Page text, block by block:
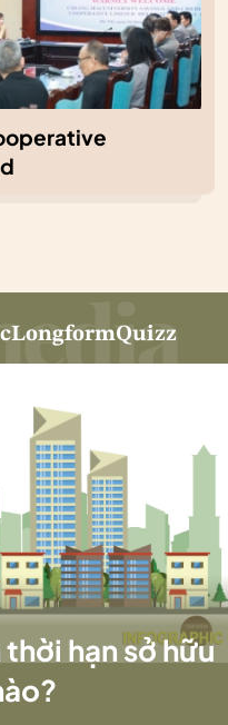
LongformQuizz
hạn sở hữu